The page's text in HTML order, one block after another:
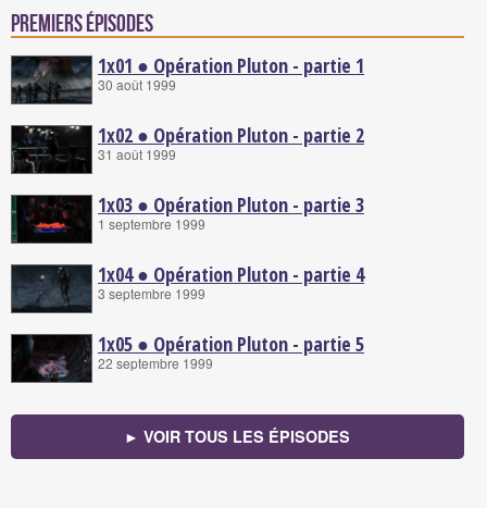
Premiers épisodes
1x01 ● Opération Pluton - partie 1
30 août 1999
1x02 ● Opération Pluton - partie 2
31 août 1999
1x03 ● Opération Pluton - partie 3
1 septembre 1999
1x04 ● Opération Pluton - partie 4
3 septembre 1999
1x05 ● Opération Pluton - partie 5
22 septembre 1999
► VOIR TOUS LES ÉPISODES